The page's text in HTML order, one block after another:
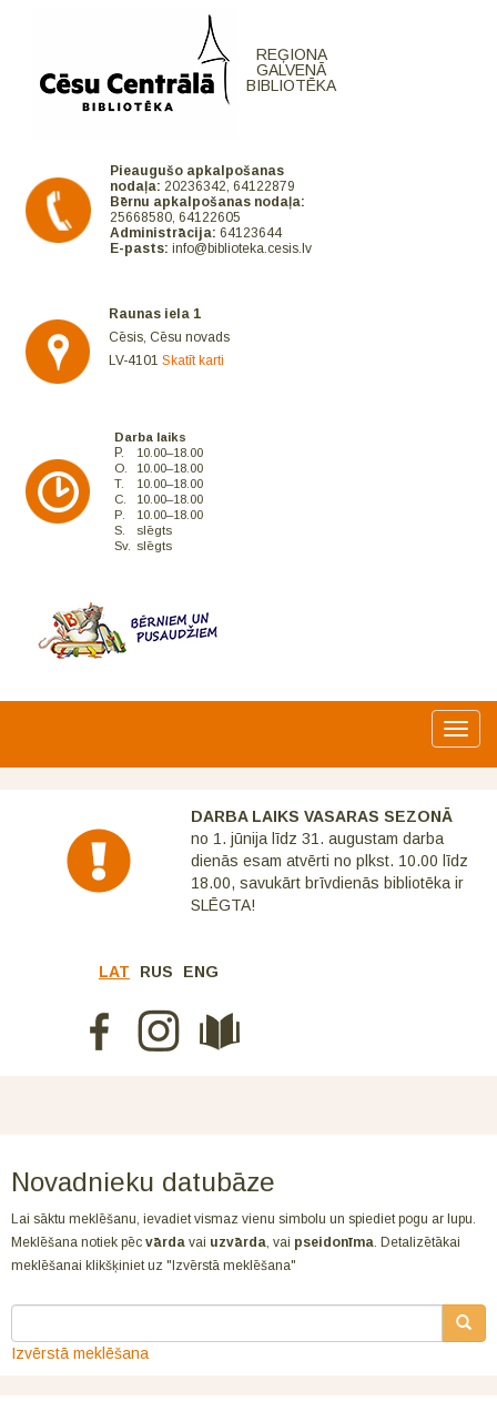
REĢIONA
GALVENĀ
BIBLIOTĒKA
Pieaugušo apkalpošanas
nodaļa: 20236342, 64122879
Bērnu apkalpošanas nodaļa:
25668580, 64122605
Administrācija: 64123644
E-pasts: info@biblioteka.cesis.lv
Raunas iela 1
Cēsis, Cēsu novads
LV-4101Skatīt karti
Darba laiks
P.
10.00–18.00
O.
10.00–18.00
T.
10.00–18.00
C.
10.00–18.00
P.
10.00–18.00
S.
slēgts
Sv.
slēgts
DARBA LAIKS VASARAS SEZONĀ
no 1. jūnija līdz 31. augustam darba
dienās esam atvērti no plkst. 10.00 līdz
18.00, savukārt brīvdienās bibliotēka ir
SLĒGTA!
LAT RUS ENG
Novadnieku datubāze
Lai sāktu meklēšanu, ievadiet vismaz vienu simbolu un spiediet pogu ar lupu.
Meklēšana notiek pēc vārda vai uzvārda, vai pseidonīma. Detalizētākai
meklēšanai klikšķiniet uz "Izvērstā meklēšana"
Izvērstā meklēšana